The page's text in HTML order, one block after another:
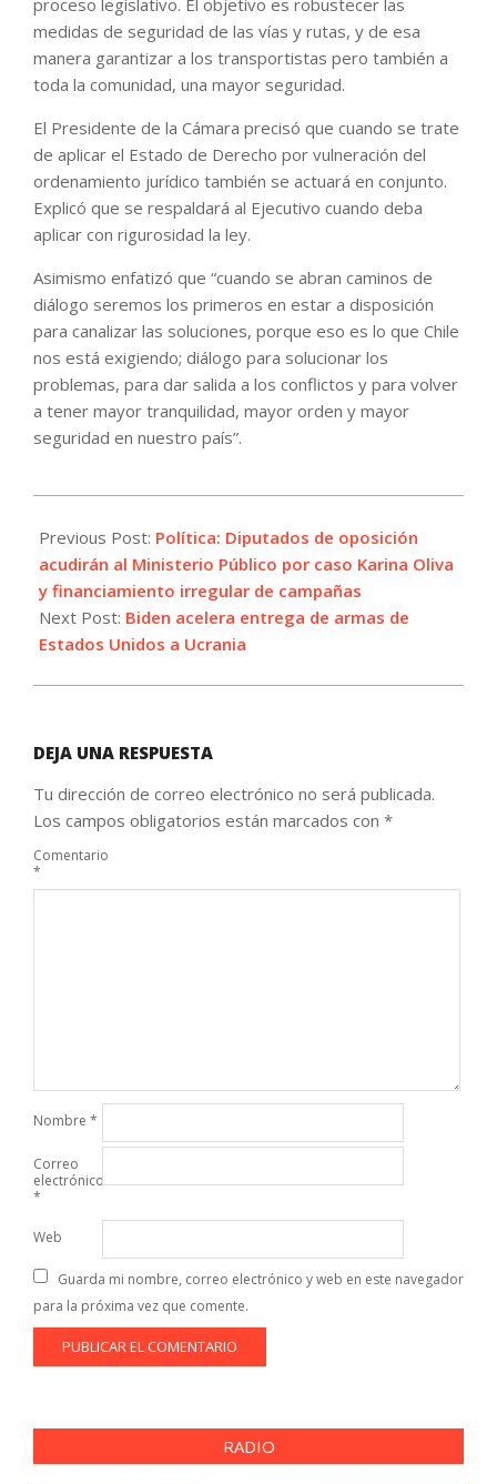
medidas de seguridad de las vías y rutas, y de esa
manera garantizar a los transportistas pero también a
toda la comunidad, una mayor seguridad.
El Presidente de la Cámara precisó que cuando se trate
de aplicar el Estado de Derecho por vulneración del
ordenamiento jurídico también se actuará en conjunto.
Explicó que se respaldará al Ejecutivo cuando deba
aplicar con rigurosidad la ley.
Asimismo enfatizó que “cuando se abran caminos de
diálogo seremos los primeros en estar a disposición
para canalizar las soluciones, porque eso es lo que Chile
nos está exigiendo; diálogo para solucionar los
problemas, para dar salida a los conflictos y para volver
a tener mayor tranquilidad, mayor orden y mayor
seguridad en nuestro país”.
05-
09
Previous Post: Política: Diputados de oposición
acudirán al Ministerio Público por caso Karina Oliva
y financiamiento irregular de campañas
Next Post: Biden acelera entrega de armas de
Estados Unidos a Ucrania
DEJA UNA RESPUESTA
Tu dirección de correo electrónico no será publicada.
Los campos obligatorios están marcados con *
Comentario
*
Nombre *
Correo
electrónico
*
Web
Guarda mi nombre, correo electrónico y web en este navegador
para la próxima vez que comente.
RADIO